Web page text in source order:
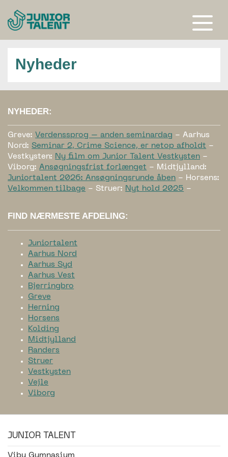
indhold
Nyheder
NYHEDER:
Greve: Verdenssprog – anden seminardag - Aarhus
Nord:Seminar 2, Crime Science, er netop afholdt -
Vestkysten:
Ny film om Junior Talent Vestkysten -
Viborg: Ansøgningsfrist forlænget - Midtjylland:
Juniortalent 2026: Ansøgningsrunde åben - Horsens:
Velkommen tilbage - Struer: Nyt hold 2025 -
FIND NÆRMESTE AFDELING:
Juniortalent
Aarhus Nord
Aarhus Syd
Aarhus Vest
Bjerringbro
Greve
Herning
Horsens
Kolding
Midtjylland
Randers
Struer
Vestkysten
Vejle
Viborg
JUNIOR TALENT
Viby Gymnasium